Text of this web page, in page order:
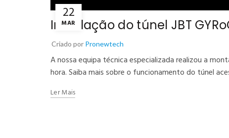
22
MAR
Instalação do túnel JBT
Criado por Pronewtech
A nossa equipa técnica especializada realizou a
hora. Saiba mais sobre o funcionamento do túnel
Ler Mais